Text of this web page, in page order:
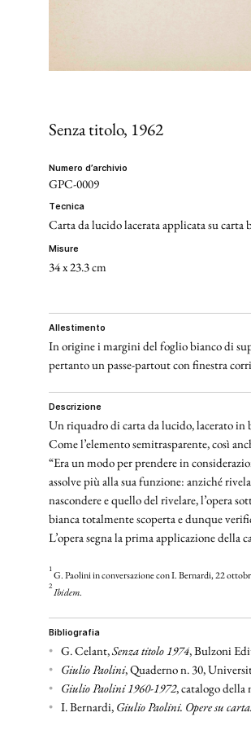
Senza titolo, 1962
numero d’archivio
GPC-0009
tecnica
Carta da lucido lacerata applicata su carta
misure
34 x 23.3 cm
allestimento
In origine i margini del foglio bianco di
pertanto un passe-partout con finestra
descrizione
Un riquadro di carta da lucido, lacerato in
Come l’elemento semitrasparente, così
“Era un modo per prendere in
assolve più alla sua funzione: anziché
nascondere e quello del rivelare, l’opera
bianca totalmente scoperta e dunque
L’opera segna la prima applicazione della
1G. Paolini in conversazione con I. Bernardi, 22
2Ibidem.
bibliografia
• G. Celant,Senza titolo 1974, Bulzoni
• Giulio Paolini, Quaderno n. 30,
• Giulio Paolini 1960-1972, catalogo della
• I. Bernardi,Giulio Paolini. Opere su